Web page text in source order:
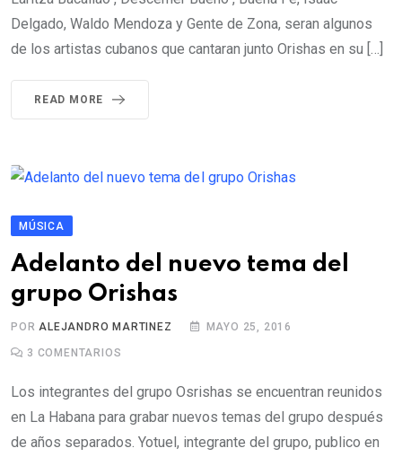
Delgado, Waldo Mendoza y Gente de Zona, seran algunos
de los artistas cubanos que cantaran junto Orishas en su […]
READ MORE
MÚSICA
Adelanto del nuevo tema del
grupo Orishas
PORALEJANDRO MARTINEZ MAYO 25, 2016
3 COMENTARIOS
Los integrantes del grupo Osrishas se encuentran reunidos
en La Habana para grabar nuevos temas del grupo después
de años separados. Yotuel, integrante del grupo, publico en